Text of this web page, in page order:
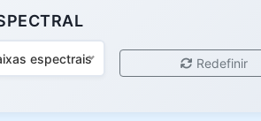
espectrais Redefinir